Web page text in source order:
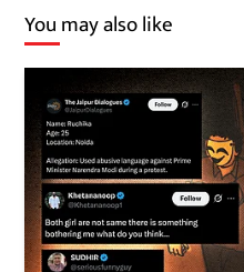
You may also like